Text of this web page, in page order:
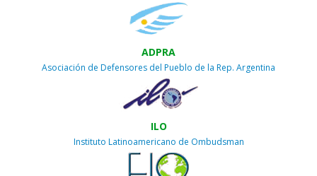
ADPRA
Asociación de Defensores del Pueblo de la Rep. Argentina
ILO
Instituto Latinoamericano de Ombudsman